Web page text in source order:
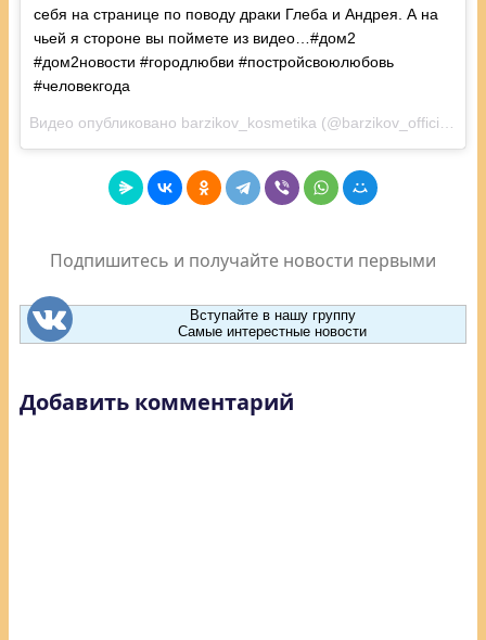
себя на странице по поводу драки Глеба и Андрея. А на
чьей я стороне вы поймете из видео…#дом2
#дом2новости #городлюбви #постройсвоюлюбовь
#человекгода
Подпишитесь и получайте новости первыми
Вступайте в нашу группу
Самые интерестные новости
Добавить комментарий